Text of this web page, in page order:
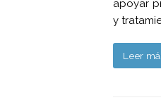
apoyar
y
Leer